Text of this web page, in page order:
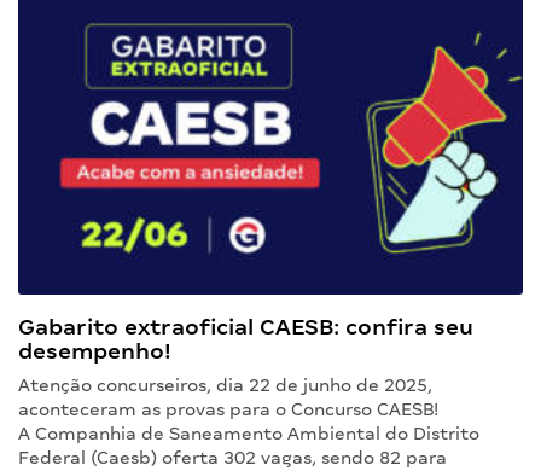
Gabarito extraoficial CAESB: confira seu
desempenho!
Atenção concurseiros, dia 22 de junho de 2025,
aconteceram as provas para o Concurso CAESB!
A Companhia de Saneamento Ambiental do Distrito
Federal (Caesb) oferta 302 vagas, sendo 82 para